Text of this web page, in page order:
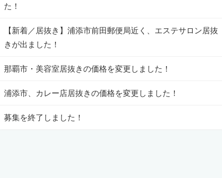
た！
【新着／居抜き】浦添市前田郵便局近く、エステサロン居抜
きが出ました！
那覇市・美容室居抜きの価格を変更しました！
浦添市、カレー店居抜きの価格を変更しました！
募集を終了しました！